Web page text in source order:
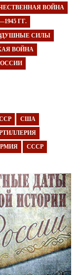
ВОЙНА
ГГ.
СИЛЫ
ВОЙНА
США
СССР